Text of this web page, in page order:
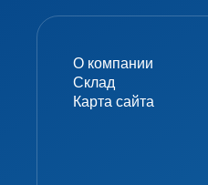
О компании
Склад
Карта сайта